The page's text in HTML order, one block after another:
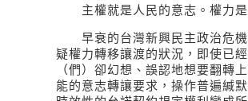
主權就是人民的意志。權力是
早衰的台灣新興民主政治危機
疑權力轉移讓渡的狀況，即使已
（們）卻幻想、誤認地想要翻轉
能的意志轉讓要求，操作普遍緘